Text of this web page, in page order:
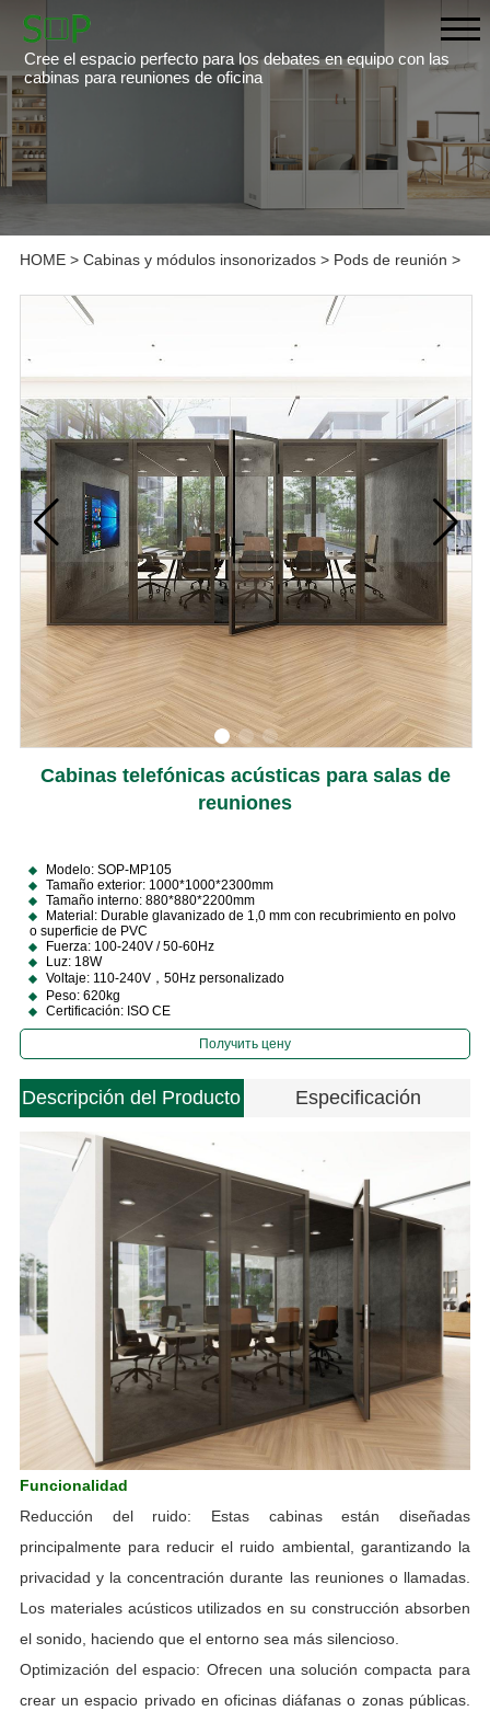
Cree el espacio perfecto para los debates en equipo con las
cabinas para reuniones de oficina
HOME> Cabinas y módulos insonorizados> Pods de reunión >
Cabinas telefónicas acústicas para salas de
reuniones
Modelo: SOP-MP105
Tamaño exterior: 1000*1000*2300mm
Tamaño interno: 880*880*2200mm
Material: Durable glavanizado de 1,0 mm con recubrimiento en polvo
o superficie de PVC
Fuerza: 100-240V / 50-60Hz
Luz: 18W
Voltaje: 110-240V，50Hz personalizado
Peso: 620kg
Certificación: ISO CE
Получить цену
Descripción del Producto Especificación
Funcionalidad
Reducción del ruido: Estas cabinas están diseñadas
principalmente para reducir el ruido ambiental, garantizando la
privacidad y la concentración durante las reuniones o llamadas.
Los materiales acústicos utilizados en su construcción absorben
el sonido, haciendo que el entorno sea más silencioso.
Optimización del espacio: Ofrecen una solución compacta para
crear un espacio privado en oficinas diáfanas o zonas públicas.